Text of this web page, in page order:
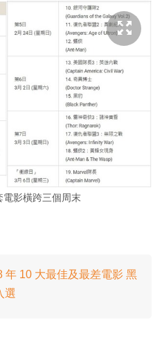
電影橫跨三個周末
年 10 大最佳及最差電影 黑
選